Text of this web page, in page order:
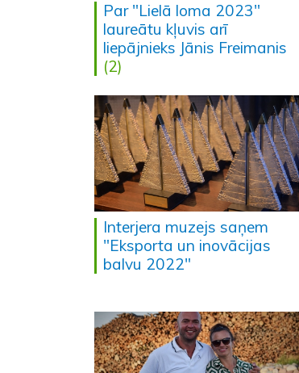
Par "Lielā loma 2023"
laureātu kļuvis arī
liepājnieks Jānis Freimanis
(2)
Interjera muzejs saņem
"Eksporta un inovācijas
balvu 2022"